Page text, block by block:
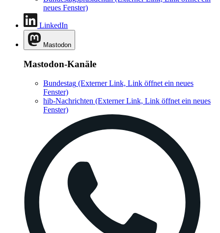
neues Fenster)
LinkedIn
Mastodon
Mastodon-Kanäle
Bundestag (Externer Link, Link öffnet ein neues
Fenster)
hib-Nachrichten (Externer Link, Link öffnet ein neues
Fenster)